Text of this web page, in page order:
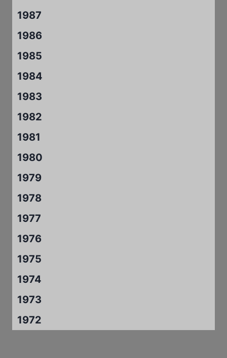
1987
1986
1985
1984
1983
1982
1981
1980
1979
1978
1977
1976
1975
1974
1973
1972